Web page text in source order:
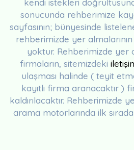
kendi istekleri
sonucunda rehberimize
sayfasının; bünyesinde
rehberimizde yer
yoktur. Rehberimizde yer
firmaların, sitemizdeki
ulaşması halinde ( teyit
kayıtlı firma aranacaktır )
kaldırılacaktır. Rehberimizde
arama motorlarında ilk sırada